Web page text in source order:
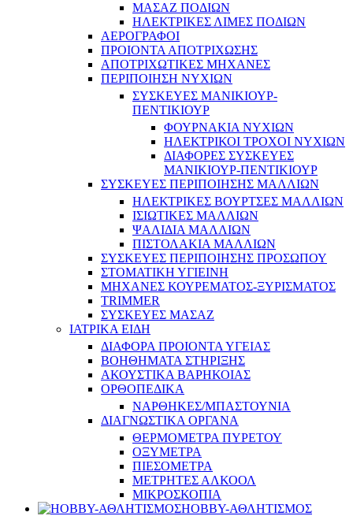
ΜΑΣΑΖ ΠΟΔΙΩΝ
ΗΛΕΚΤΡΙΚΕΣ ΛΙΜΕΣ ΠΟΔΙΩΝ
ΑΕΡΟΓΡΑΦΟΙ
ΠΡΟΙΟΝΤΑ ΑΠΟΤΡΙΧΩΣΗΣ
ΑΠΟΤΡΙΧΩΤΙΚΕΣ ΜΗΧΑΝΕΣ
ΠΕΡΙΠΟΙΗΣΗ ΝΥΧΙΩΝ
ΣΥΣΚΕΥΕΣ ΜΑΝΙΚΙΟΥΡ-
ΠΕΝΤΙΚΙΟΥΡ
ΦΟΥΡΝΑΚΙΑ ΝΥΧΙΩΝ
ΗΛΕΚΤΡΙΚΟΙ ΤΡΟΧΟΙ ΝΥΧΙΩΝ
ΔΙΑΦΟΡΕΣ ΣΥΣΚΕΥΕΣ
ΜΑΝΙΚΙΟΥΡ-ΠΕΝΤΙΚΙΟΥΡ
ΣΥΣΚΕΥΕΣ ΠΕΡΙΠΟΙΗΣΗΣ ΜΑΛΛΙΩΝ
ΗΛΕΚΤΡΙΚΕΣ ΒΟΥΡΤΣΕΣ ΜΑΛΛΙΩΝ
ΙΣΙΩΤΙΚΕΣ ΜΑΛΛΙΩΝ
ΨΑΛΙΔΙΑ ΜΑΛΛΙΩΝ
ΠΙΣΤΟΛΑΚΙΑ ΜΑΛΛΙΩΝ
ΣΥΣΚΕΥΕΣ ΠΕΡΙΠΟΙΗΣΗΣ ΠΡΟΣΩΠΟΥ
ΣΤΟΜΑΤΙΚΗ ΥΓΙΕΙΝΗ
ΜΗΧΑΝΕΣ ΚΟΥΡΕΜΑΤΟΣ-ΞΥΡΙΣΜΑΤΟΣ
TRIMMER
ΣΥΣΚΕΥΕΣ ΜΑΣΑΖ
ΙΑΤΡΙΚΑ ΕΙΔΗ
ΔΙΑΦΟΡΑ ΠΡΟΙΟΝΤΑ ΥΓΕΙΑΣ
ΒΟΗΘΗΜΑΤΑ ΣΤΗΡΙΞΗΣ
ΑΚΟΥΣΤΙΚΑ ΒΑΡΗΚΟΙΑΣ
ΟΡΘΟΠΕΔΙΚΑ
ΝΑΡΘΗΚΕΣ/ΜΠΑΣΤΟΥΝΙΑ
ΔΙΑΓΝΩΣΤΙΚΑ ΟΡΓΑΝΑ
ΘΕΡΜΟΜΕΤΡΑ ΠΥΡΕΤΟΥ
ΟΞΥΜΕΤΡΑ
ΠΙΕΣΟΜΕΤΡΑ
ΜΕΤΡΗΤΕΣ ΑΛΚΟΟΛ
ΜΙΚΡΟΣΚΟΠΙΑ
HOBBY-ΑΘΛΗΤΙΣΜΟΣ